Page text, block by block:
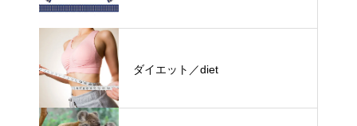
ダイエット／diet